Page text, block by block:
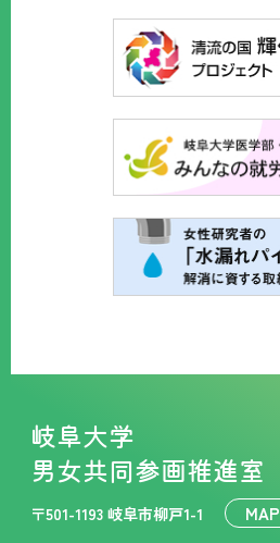
岐阜大学
男女共同参画推進室
〒501-1193 岐阜市柳戸1-1 MAP